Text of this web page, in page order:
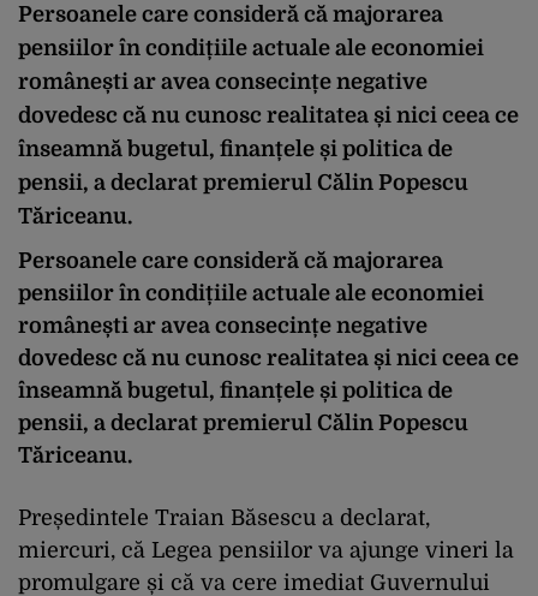
Persoanele care consideră că majorarea
pensiilor în condițiile actuale ale economiei
românești ar avea consecințe negative
dovedesc că nu cunosc realitatea și nici ceea ce
înseamnă bugetul, finanțele și politica de
pensii, a declarat premierul Călin Popescu
Tăriceanu.
Persoanele care consideră că majorarea
pensiilor în condițiile actuale ale economiei
românești ar avea consecințe negative
dovedesc că nu cunosc realitatea și nici ceea ce
înseamnă bugetul, finanțele și politica de
pensii, a declarat premierul Călin Popescu
Tăriceanu.
Președintele Traian Băsescu a declarat,
miercuri, că Legea pensiilor va ajunge vineri la
promulgare și că va cere imediat Guvernului